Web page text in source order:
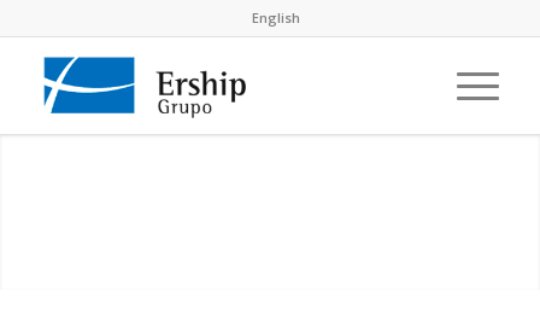
English